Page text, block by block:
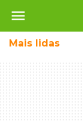
menu
Mais lidas